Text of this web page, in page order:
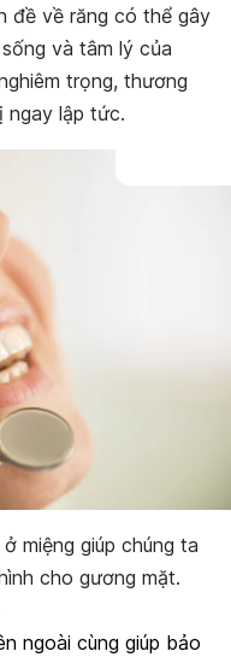
đề về răng có thể gây
và tâm lý của
trọng, thương
ngay lập tức.
miệng giúp chúng ta
cho gương mặt.
ngoài cùng giúp bảo